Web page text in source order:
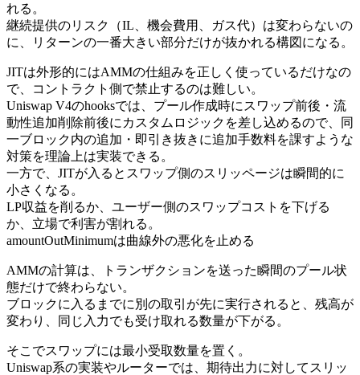
れる。
継続提供のリスク（IL、機会費用、ガス代）は変わらないの
に、リターンの一番大きい部分だけが抜かれる構図になる。
JITは外形的にはAMMの仕組みを正しく使っているだけなの
で、コントラクト側で禁止するのは難しい。
Uniswap V4のhooksでは、プール作成時にスワップ前後・流
動性追加削除前後にカスタムロジックを差し込めるので、同
一ブロック内の追加・即引き抜きに追加手数料を課すような
対策を理論上は実装できる。
一方で、JITが入るとスワップ側のスリッページは瞬間的に
小さくなる。
LP収益を削るか、ユーザー側のスワップコストを下げる
か、立場で利害が割れる。
amountOutMinimumは曲線外の悪化を止める
AMMの計算は、トランザクションを送った瞬間のプール状
態だけで終わらない。
ブロックに入るまでに別の取引が先に実行されると、残高が
変わり、同じ入力でも受け取れる数量が下がる。
そこでスワップには最小受取数量を置く。
Uniswap系の実装やルーターでは、期待出力に対してスリッ